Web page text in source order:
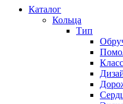
Каталог
Кольца
Тип